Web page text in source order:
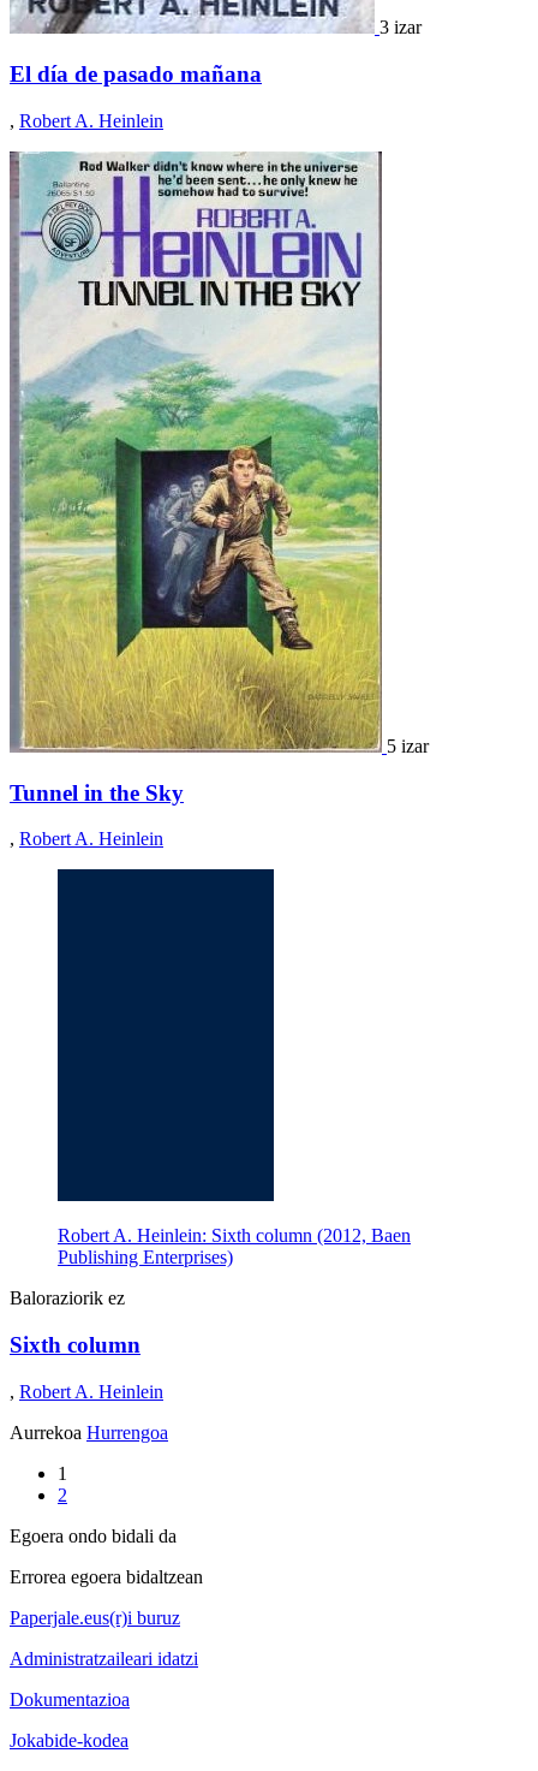
3 izar
El día de pasado mañana
, Robert A. Heinlein
5 izar
Tunnel in the Sky
, Robert A. Heinlein
Robert A. Heinlein: Sixth column (2012, Baen
Publishing Enterprises)
Baloraziorik ez
Sixth column
, Robert A. Heinlein
Aurrekoa Hurrengoa
1
2
Egoera ondo bidali da
Errorea egoera bidaltzean
Paperjale.eus(r)i buruz
Administratzaileari idatzi
Dokumentazioa
Jokabide-kodea